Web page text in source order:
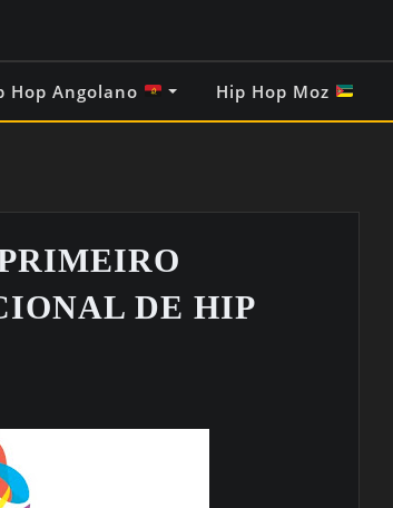
Hop Angolano Hip Hop Moz
DE HIP